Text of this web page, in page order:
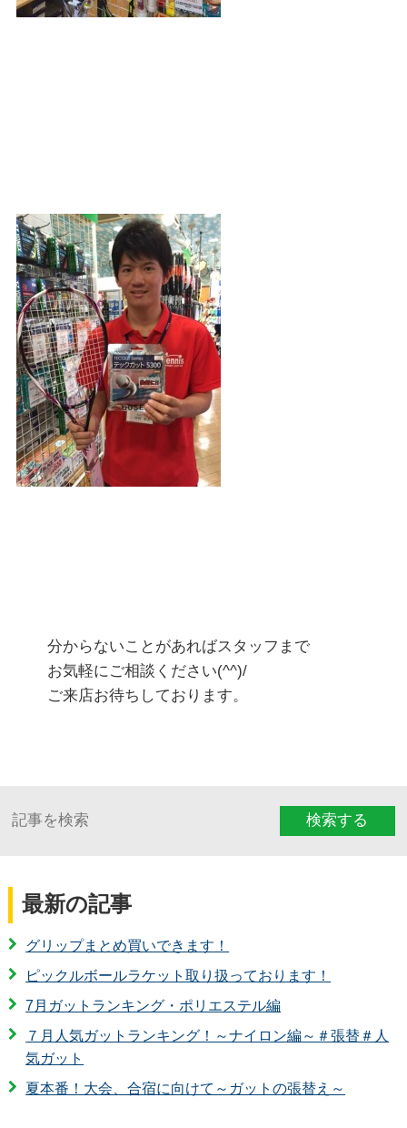
分からないことがあればスタッフまで
お気軽にご相談ください(^^)/
ご来店お待ちしております。
検索する
最新の記事
グリップまとめ買いできます！
ピックルボールラケット取り扱っております！
7月ガットランキング・ポリエステル編
７月人気ガットランキング！～ナイロン編～＃張替＃人
気ガット
夏本番！大会、合宿に向けて～ガットの張替え～